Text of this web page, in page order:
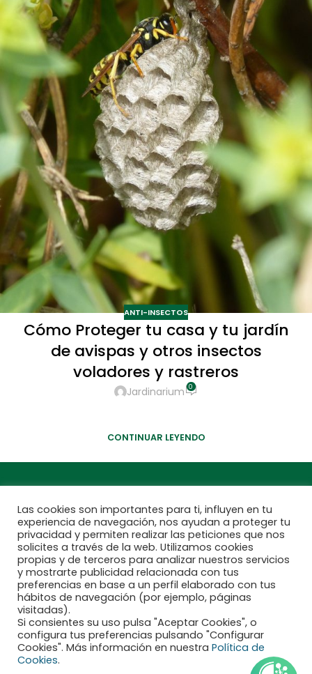
ANTI-INSECTOS
Cómo Proteger tu casa y tu jardín
de avispas y otros insectos
voladores y rastreros
Jardinarium 0
CONTINUAR LEYENDO
Financiado por la Unión Europea - NextGenerationEU
Las cookies son importantes para ti, influyen en tu
experiencia de navegación, nos ayudan a proteger tu
privacidad y permiten realizar las peticiones que nos
solicites a través de la web. Utilizamos cookies
propias y de terceros para analizar nuestros servicios
y mostrarte publicidad relacionada con tus
preferencias en base a un perfil elaborado con tus
hábitos de navegación (por ejemplo, páginas
visitadas).
Si consientes su uso pulsa "Aceptar Cookies", o
configura tus preferencias pulsando "Configurar
Cookies". Más información en nuestra Política de
Cookies.